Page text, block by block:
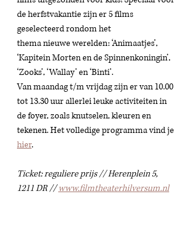
de herfstvakantie zijn er 5 films
geselecteerd rondom het
thema nieuwe werelden: ‘Animaatjes’,
‘Kapitein Morten en de Spinnenkoningin’,
‘Zooks’, ‘Wallay’ en ‘Binti’.
Van maandag t/m vrijdag zijn er van 10.00
tot 13.30 uur allerlei leuke activiteiten in
de foyer, zoals knutselen, kleuren en
tekenen. Het volledige programma vind je
hier.
Ticket: reguliere prijs // Herenplein 5,
1211 DR // www.filmtheaterhilversum.nl